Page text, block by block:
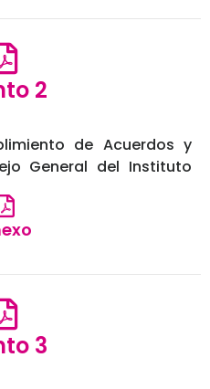
2
de Acuerdos y
General del Instituto
3